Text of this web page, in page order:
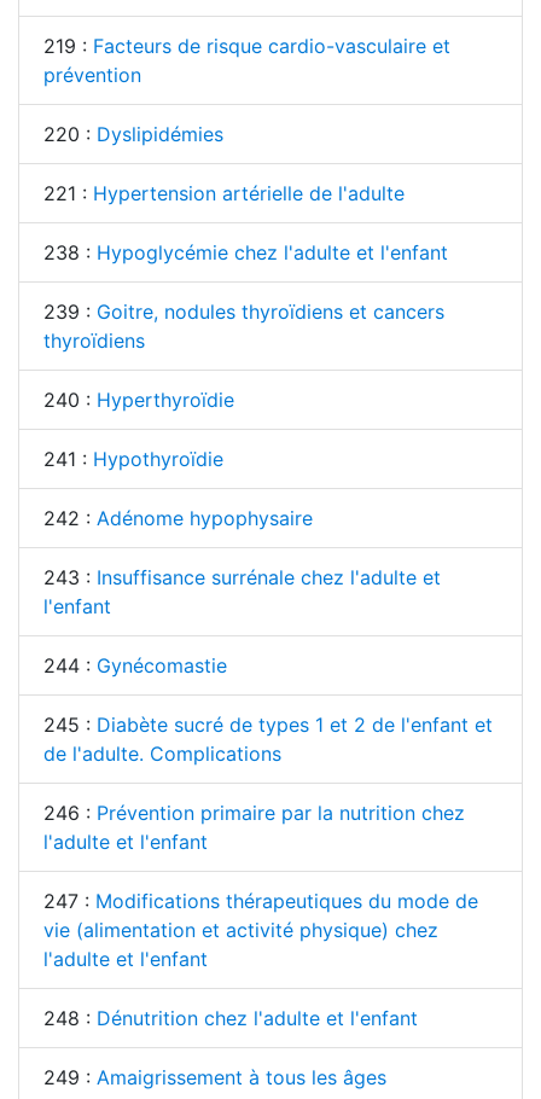
219 : Facteurs de risque cardio-vasculaire et
prévention
220 : Dyslipidémies
221 : Hypertension artérielle de l'adulte
238 : Hypoglycémie chez l'adulte et l'enfant
239 : Goitre, nodules thyroïdiens et cancers
thyroïdiens
240 : Hyperthyroïdie
241 : Hypothyroïdie
242 : Adénome hypophysaire
243 : Insuffisance surrénale chez l'adulte et
l'enfant
244 : Gynécomastie
245 : Diabète sucré de types 1 et 2 de l'enfant et
de l'adulte. Complications
246 : Prévention primaire par la nutrition chez
l'adulte et l'enfant
247 : Modifications thérapeutiques du mode de
vie (alimentation et activité physique) chez
l'adulte et l'enfant
248 : Dénutrition chez l'adulte et l'enfant
249 : Amaigrissement à tous les âges